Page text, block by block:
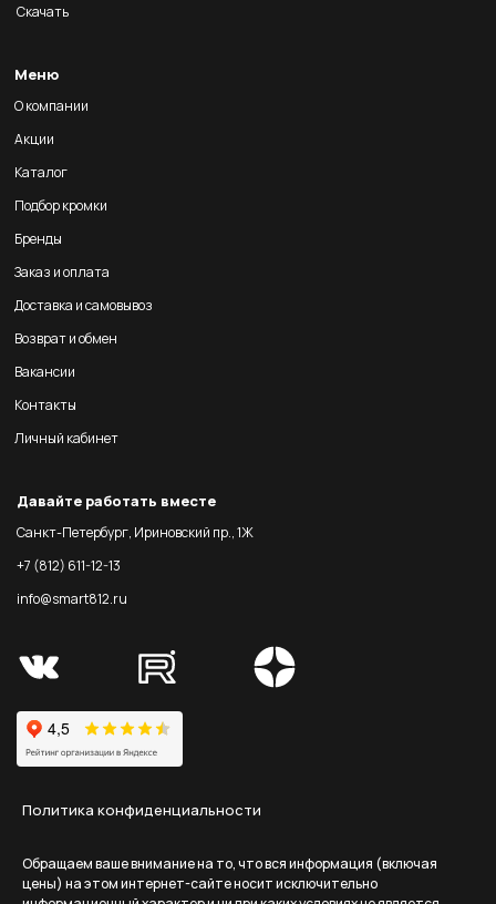
Скачать
Меню
О компании
Акции
Каталог
Подбор кромки
Бренды
Заказ и оплата
Доставка и самовывоз
Возврат и обмен
Вакансии
Контакты
Личный кабинет
Давайте работать вместе
Санкт-Петербург, Ириновский пр., 1Ж
+7 (812) 611-12-13
info@smart812.ru
Политика конфиденциальности
Обращаем ваше внимание на то, что вся информация (включая
цены) на этом интернет-сайте носит исключительно